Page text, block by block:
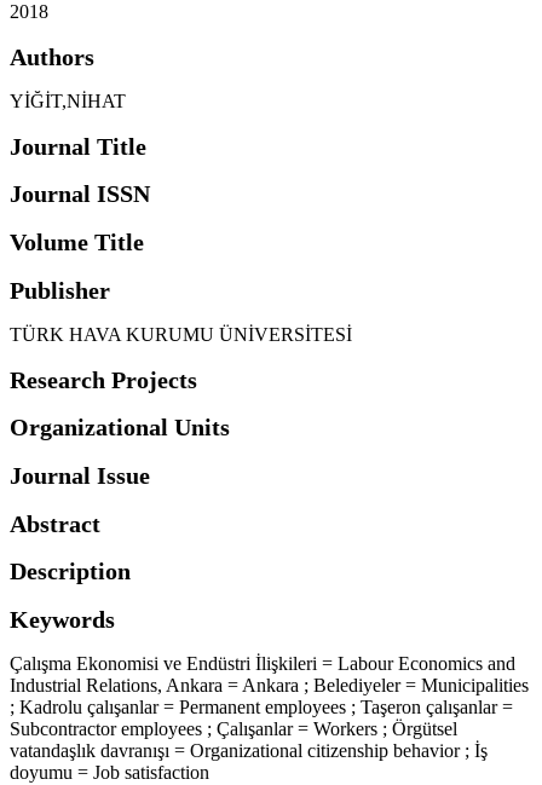
2018
Authors
YİĞİT,NİHAT
Journal Title
Journal ISSN
Volume Title
Publisher
TÜRK HAVA KURUMU ÜNİVERSİTESİ
Research Projects
Organizational Units
Journal Issue
Abstract
Description
Keywords
Çalışma Ekonomisi ve Endüstri İlişkileri = Labour Economics and
Industrial Relations, Ankara = Ankara ; Belediyeler = Municipalities
; Kadrolu çalışanlar = Permanent employees ; Taşeron çalışanlar =
Subcontractor employees ; Çalışanlar = Workers ; Örgütsel
vatandaşlık davranışı = Organizational citizenship behavior ; İş
doyumu = Job satisfaction